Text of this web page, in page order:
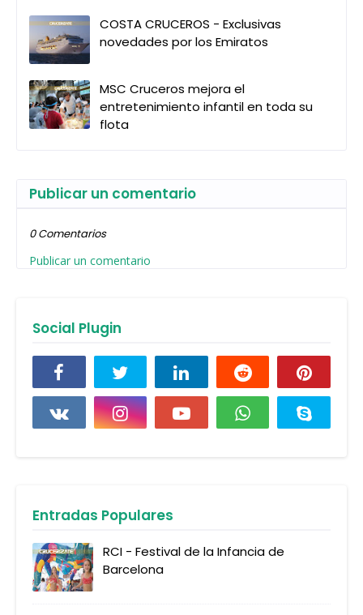
COSTA CRUCEROS - Exclusivas
novedades por los Emiratos
MSC Cruceros mejora el
entretenimiento infantil en toda su
flota
Publicar un comentario
0 Comentarios
Publicar un comentario
Social Plugin
Entradas Populares
RCI - Festival de la Infancia de
Barcelona